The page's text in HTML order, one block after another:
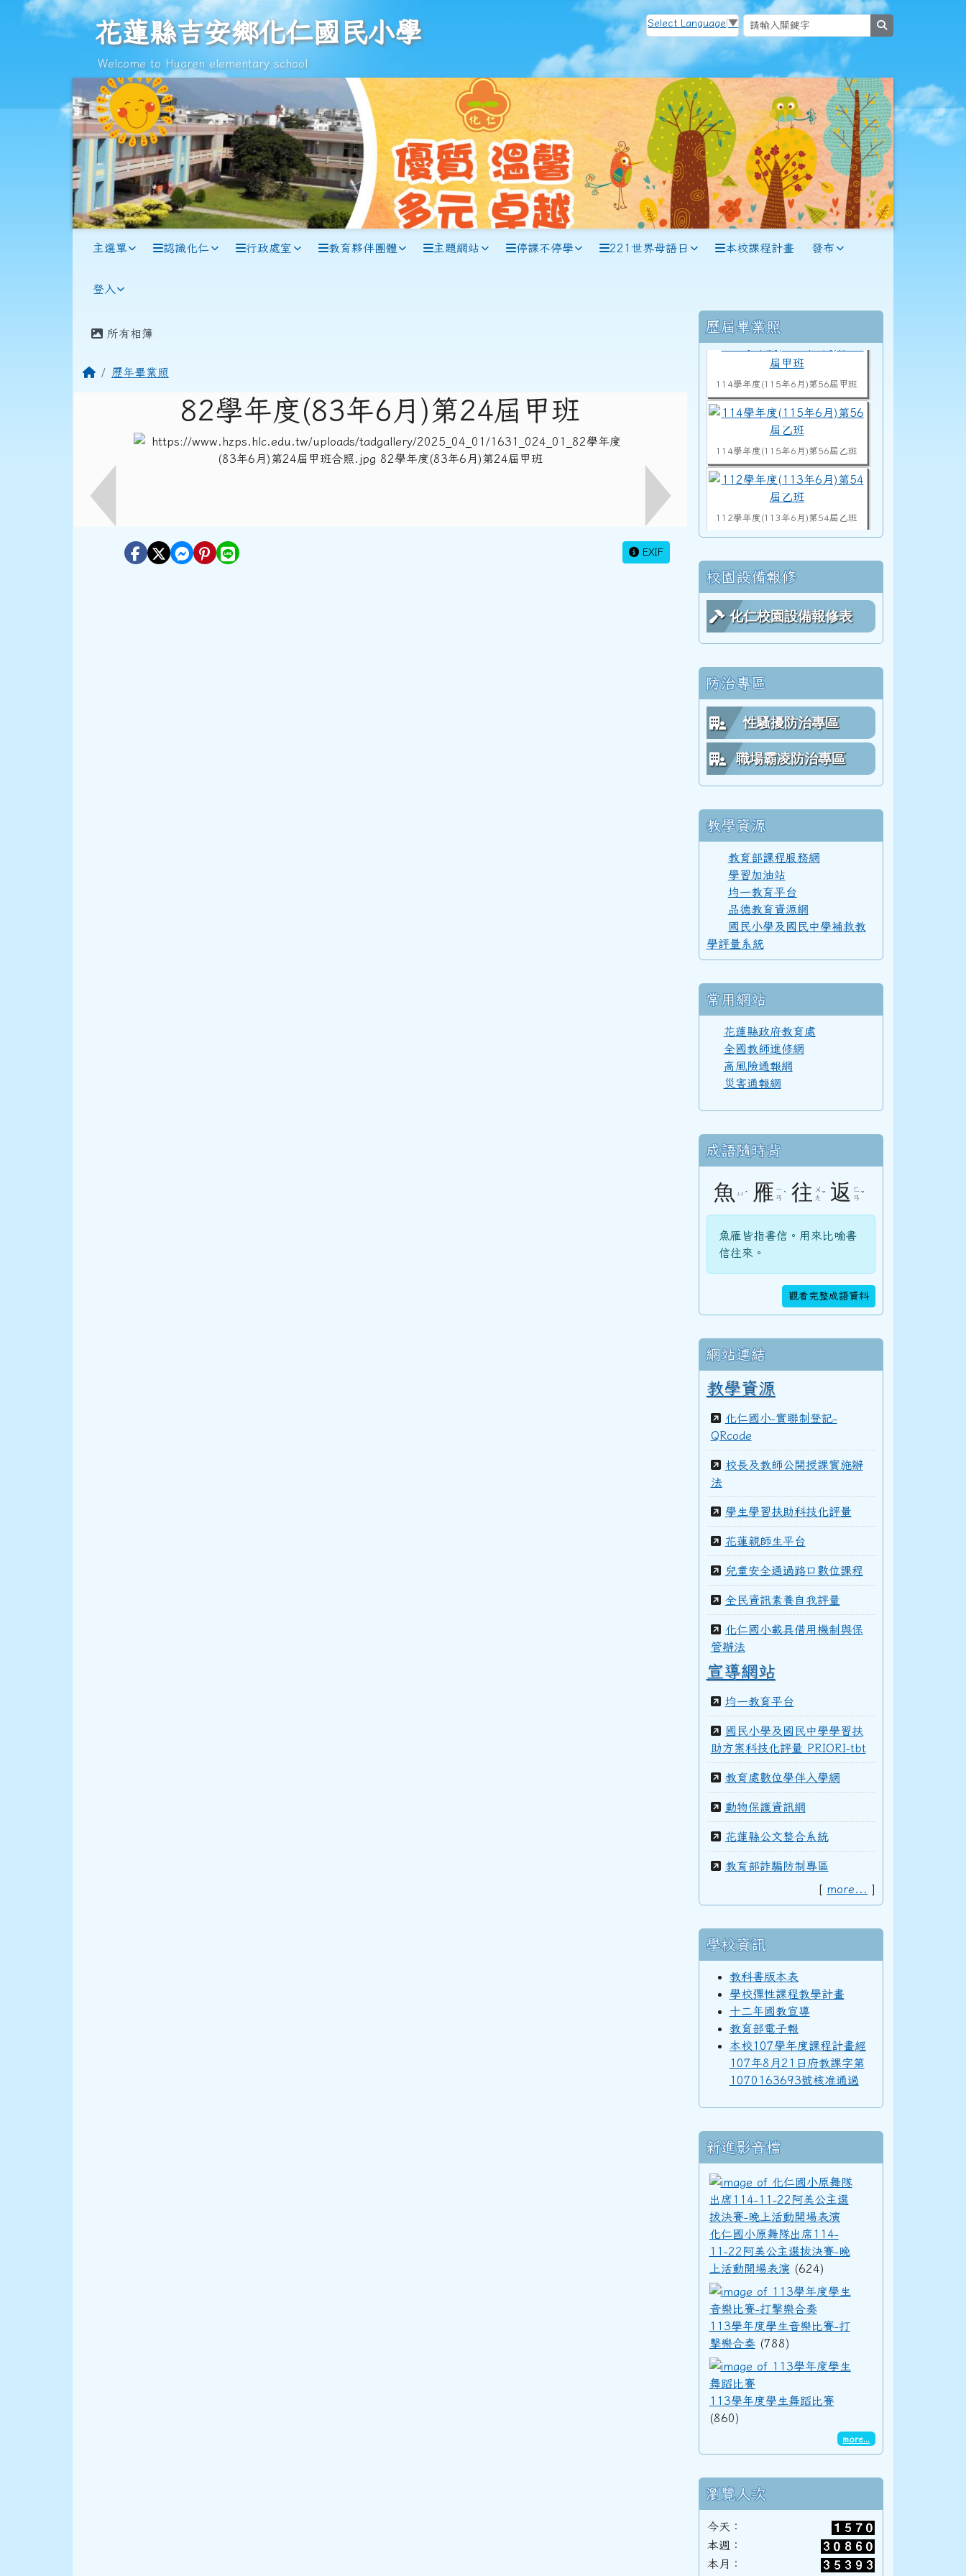
跳至主內容區
花蓮縣吉安鄉化仁國民小學
花蓮縣吉安鄉化仁國民小學
Welcome to Huaren elementary school
Select Language ▼
主選單 認識化仁 行政處室 教育夥伴團體 主題網站 停課不停學 221世界母語日 本校課程計畫 發布
登入
主內容區域
所有相簿
回首頁歷年畢業照
82學年度(83年6月)第24屆甲班
EXIF
右邊區域內容
歷屆畢業照
114學年度(115年6月)第56屆甲班
114學年度(115年6月)第56屆乙班
112學年度(113年6月)第54屆乙班
113學度(114年6月)第55屆教師
112學年度(113年6月)第54屆教師
111學年度(112年6月)第53屆乙班
111學年度(112年6月)第53屆甲班
111學年度(112年6月)第53屆教師
110學年度(111年6月)第52屆甲班
108學年度(109年6月)第50屆教師
107學年度(108年6月)第49屆教師
106學年度(107年6月)第48屆教師
104學年度(105年6月)第46屆教師
103學年度(104年6月)第45屆教師
100學年度(101年6月)第41屆乙班
100學年度(101年6月)第41屆甲班
99學年度(100年6月)第40屆丁班
99學年度(100年6月)第40屆乙班
97學年度(98年6月)第39屆乙班
94學年度(95年6月)第36屆教師
92學年度(93年6月)第34屆丁班
92學年度(93年6月)第34屆丙班
92學年度(93年6月)第34屆乙班
92學年度(93年6月)第34屆甲班
91學年度(92年6月)第33屆丁班
校園設備報修
化仁校園設備報修表
防治專區
性騷擾防治專區
職場霸凌防治專區
教學資源
教育部課程服務網
學習加油站
均一教育平台
品德教育資源網
國民小學及國民中學補救教
學評量系統
常用網站
花蓮縣政府教育處
全國教師進修網
高風險通報網
災害通報網
成語隨時背
魚 ㄩ ˊ 雁 ㄧ
ㄢ ˋ 往
ㄨ
ㄤ ˇ 返
ㄈ
ㄢ ˇ
魚雁皆指書信。用來比喻書
信往來。
觀看完整成語資料
網站連結
教學資源
化仁國小-實聯制登記-
QRcode
校長及教師公開授課實施辦
法
學生學習扶助科技化評量
花蓮親師生平台
兒童安全通過路口數位課程
全民資訊素養自我評量
化仁國小載具借用機制與保
管辦法
宣導網站
均一教育平台
國民小學及國民中學學習扶
助方案科技化評量 PRIORI-tbt
教育處數位學伴入學網
動物保護資訊網
花蓮縣公文整合系統
教育部詐騙防制專區
[ more... ]
學校資訊
教科書版本表
學校彈性課程教學計畫
十二年國教宣導
教育部電子報
本校107學年度課程計畫經
107年8月21日府教課字第
1070163693號核准通過
新進影音檔
化仁國小原舞隊出席114-
11-22阿美公主選拔決賽-晚
上活動開場表演(624)
113學年度學生音樂比賽-打
擊樂合奏(788)
113學年度學生舞蹈比賽
(860)
more...
瀏覽人次
今天：
本週：
本月：